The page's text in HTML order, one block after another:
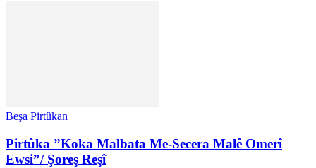
Beşa Pirtûkan
Pirtûka ”Koka Malbata Me-Secera Malê Omerî
Ewsi”/ Şoreş Reşî